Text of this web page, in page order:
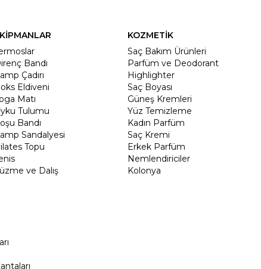
Bandı
Çadırı
Eldiveni
Matı
Tulumu
Bandı
Sandalyesi
Topu
ve Dalış
KOZMETİK
Saç Bakım Ürünleri
Parfüm ve Deodorant
Highlighter
Saç Boyası
Güneş Kremleri
Yüz Temizleme
Kadın Parfüm
Saç Kremi
Erkek Parfüm
Nemlendiriciler
Kolonya